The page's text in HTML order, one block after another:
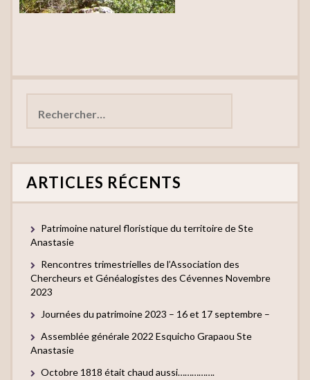
ARTICLES RÉCENTS
Patrimoine naturel floristique du territoire de Ste
Anastasie
Rencontres trimestrielles de l’Association des
Chercheurs et Généalogistes des Cévennes Novembre
2023
Journées du patrimoine 2023 – 16 et 17 septembre –
Assemblée générale 2022 Esquicho Grapaou Ste
Anastasie
Octobre 1818 était chaud aussi…………….